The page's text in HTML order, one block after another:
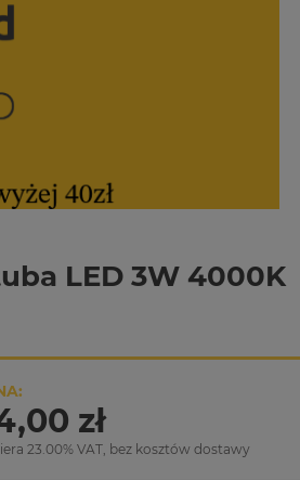
LED 3W 4000K
zł
23.00% VAT, bez kosztów dostawy